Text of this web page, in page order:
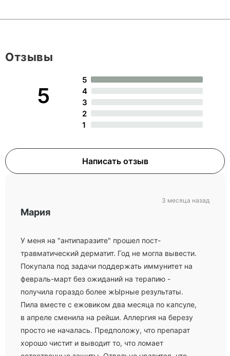
5
5
4
3
2
1
Написать отзыв
Отзывы
Мария
У меня на "антипаразите" прошел пост-
травматический дерматит. Год не могла вывести.
Покупала под задачи поддержать иммунитет на
февраль-март без ожиданий на терапию -
получила гораздо более жЫрные результаты.
Пила вместе с ежовиком два месяца по капсуле,
в апреле сменила на рейши. Аллергия на березу
просто не началась. Предположу, что препарат
хорошо чистит и выводит то, что ломает
3 месяца назад